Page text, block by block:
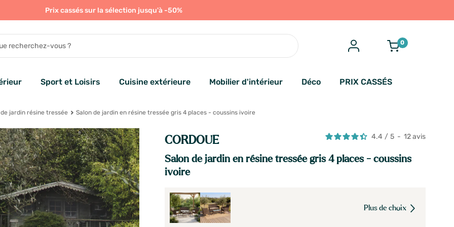
Prix cassés sur la sélection jusqu'à -50%
0
Sport et Loisirs Cuisine extérieure Mobilier d'intérieur Déco PRIX CASSÉS
de jardin résine tressée Salon de jardin en résine tressée gris 4 places - coussins ivoire
CORDOUE
Salon de jardin en résine tressée gris 4 places - coussins
ivoire
4.4 / 5 - 12avis
Plus de choix